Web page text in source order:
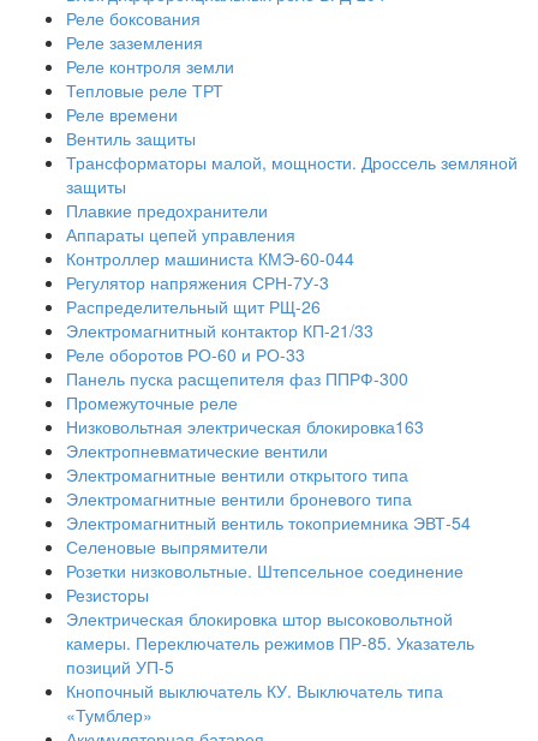
Реле боксования
Реле заземления
Реле контроля земли
Тепловые реле ТРТ
Реле времени
Вентиль защиты
Трансформаторы малой, мощности. Дроссель земляной
защиты
Плавкие предохранители
Аппараты цепей управления
Контроллер машиниста КМЭ-60-044
Регулятор напряжения СРН-7У-3
Распределительный щит РЩ-26
Электромагнитный контактор КП-21/33
Реле оборотов РО-60 и РО-33
Панель пуска расщепителя фаз ППРФ-300
Промежуточные реле
Низковольтная электрическая блокировка163
Электропневматические вентили
Электромагнитные вентили открытого типа
Электромагнитные вентили броневого типа
Электромагнитный вентиль токоприемника ЭВТ-54
Селеновые выпрямители
Розетки низковольтные. Штепсельное соединение
Резисторы
Электрическая блокировка штор высоковольтной
камеры. Переключатель режимов ПР-85. Указатель
позиций УП-5
Кнопочный выключатель КУ. Выключатель типа
«Тумблер»